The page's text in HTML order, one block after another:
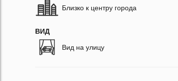
Близко к центру города
ВИД
Вид на улицу